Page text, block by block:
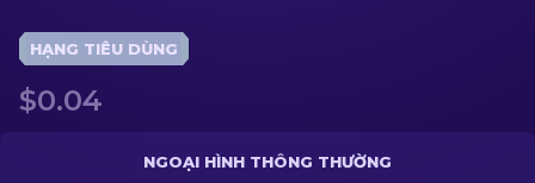
Dao
Găng tay
HẠNG TIÊU DÙNG
$0.04
NGOẠI HÌNH THÔNG THƯỜNG